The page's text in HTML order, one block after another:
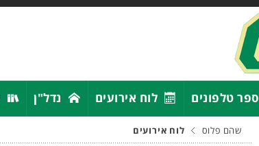
ספר טלפונים לוח אירועים נדל"ן
שהם פלוס לוח אירועים